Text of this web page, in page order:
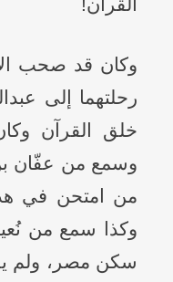
وكان قد صحب
رحلتهما إلى
وسمع من عفّان
من امتحن في
وكذا سمع من
سكن مصر، ولم